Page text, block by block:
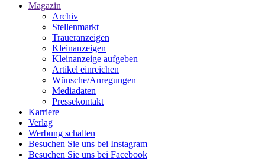
Magazin
Archiv
Stellenmarkt
Traueranzeigen
Kleinanzeigen
Kleinanzeige aufgeben
Artikel einreichen
Wünsche/Anregungen
Mediadaten
Pressekontakt
Karriere
Verlag
Werbung schalten
Besuchen Sie uns bei Instagram
Besuchen Sie uns bei Facebook